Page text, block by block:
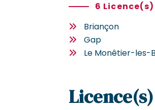
6
Briançon
Gap
Le Monêtier-les-